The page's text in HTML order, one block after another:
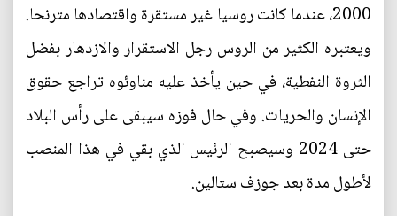
2000، عندما كانت روسيا غير مستقرة واقتصادها مترنحا.
ويعتبره الكثير من الروس رجل الاستقرار والازدهار بفضل
الثروة النفطية، في حين يأخذ عليه مناوئوه تراجع حقوق
الإنسان والحريات. وفي حال فوزه سيبقى على رأس البلاد
حتى 2024 وسيصبح الرئيس الذي بقي في هذا المنصب
لأطول مدة بعد جوزف ستالين.